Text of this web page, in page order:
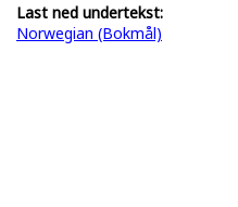
Last ned undertekst:
Norwegian (Bokmål)